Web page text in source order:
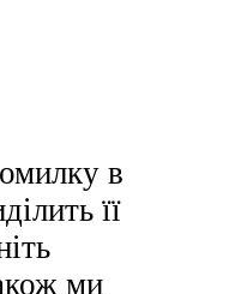
в
її
ми